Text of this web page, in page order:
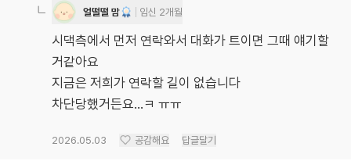
얼떨떨 맘 임신 2개월
시댁측에서 먼저 연락와서 대화가 트이면 그때 얘기할
거같아요
지금은 저희가 연락할 길이 없습니다
차단당했거든요…ㅋ ㅠㅠ
2026.05.03 공감해요 답글달기